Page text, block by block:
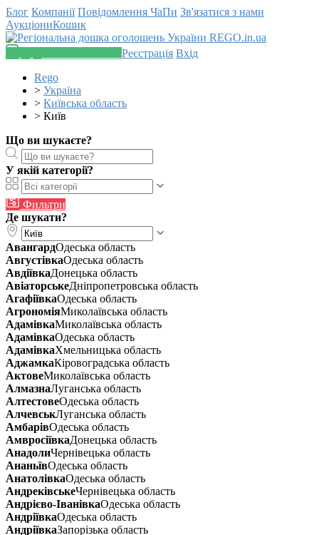
Блог Компанії Повідомлення ЧаПи Зв'язатися з нами
АукціониКошик
Реєстрація Вхід
Rego
> Україна
> Київська область
> Київ
Що ви шукаєте?
У якій категорії?
Фильтри
Де шукати?
АвангардОдеська область
АвгустівкаОдеська область
АвдіївкаДонецька область
АвіаторськеДніпропетровська область
АгафіївкаОдеська область
АгрономіяМиколаївська область
АдамівкаМиколаївська область
АдамівкаОдеська область
АдамівкаХмельницька область
АджамкаКіровоградська область
АктовеМиколаївська область
АлмазнаЛуганська область
АлтестовеОдеська область
АлчевськЛуганська область
АмбарівОдеська область
АмвросіївкаДонецька область
АнадолиЧернівецька область
АнаньївОдеська область
АнатолівкаОдеська область
АндреківськеЧернівецька область
Андрієво-ІванівкаОдеська область
АндріївкаОдеська область
АндріївкаЗапорізька область